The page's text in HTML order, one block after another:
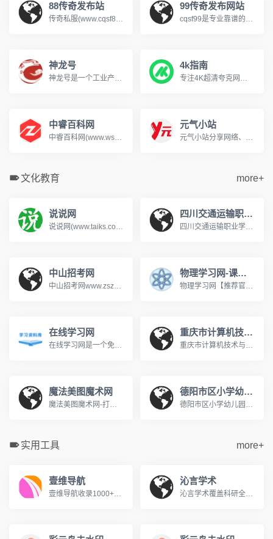
88传奇发布站
传奇私服(www.cqsf88.cc)，提供最新传奇私服发布网资讯，可以第一时间体验新开传奇SF、查找传奇SF发布网新区信息，包括1.76、复古、热血、变态、网通、三职业等多种热门玩法，还提供最新开区时间、版本细节、爆率介绍，支持筛选高爆服、散人好混服等其它，每天定时更新传奇游戏开服表，是玩家首选的搜服平台!
99传奇发布网站
cqsf99是专业靠谱的传奇私服发布网，专注收录全网优质新开传奇私服与各类传奇SF版本，涵盖复古、火龙、冰雪、微变等热门玩法，实时更新新开大区开服信息，精准筛选稳定长久的优质服务器，为传奇玩家提供便捷的找服渠道，是老玩家寻觅传奇私服的首选平台。
神龙号
神龙号是一个工业产品分类信息网络服务平台。整合工业产品（设备、材料、原料、材料、机械、五金、仪器仪表、配件、方案、服务、二手、出租等）分类产品信息，让用户快速精准检索到需求产品信息。同时设有产品排行榜单、产品品牌、品牌排行、行业专区、产品品类专区等栏目，帮助中小企业、厂商通过网络营销的方式宣传企业产品或服务，获得更多商机。
4k指南
专注4K超清夸克网盘分享
中睿百科网
中睿百科网(www.ws46.com)分享百科小知识，这里汇聚了知识问答、生活常识，帮助用户解决生活中的常见问题。
元气小站
元气小站分享网络、摄影写真图片、萌妹cosplay图片、AI原创漫画作品展示、文章故事等。
文化教育 more+
说说网
说说网(www.taiks.com)提供各种人生感悟的说说美文句子。有说说短句、说说美文、说说故事、说说作文及说说诗歌等,带给您最深的感动。
四川交通运输职业学校
四川交通运输职业学校是经四川省教育厅批准的国家公办普通全日制中等职业学校，始建于1958年，隶属于四川省交通运输厅。学校是国家中等职业教育改革发展示范校、交通运输部规范化学校、中国交通职业教育委员会副理事长单位、交通行业指导委员会汽车专委会副主任单位、成都市汽车职教集团和物流职教集团副理事长单位。www.028cdzsw.cn
中山招考网
中山招考网www.zszk.com咨询电话： 高考：89989283 成考：89989283 中考：89989285 研考：89989285 自考：89989286 社考：89989286 办公时间：周一至周五 上午：8：30-12：00 下午：14：30-17：30
物理学习网-课堂屋
物理学习网【推荐官网】,著名初中高中物理在线教育网,课堂屋运营。【八年级物理】【九年级物理】上册下册【高一物理】必修一必修二在线教育网站。国内最大的中学物理教学网站。http://www.ketangwu.com/
在线学习网
在线学习网是一个免费的在线学习网站，旨在为广大的学习爱好者提供一个学习交流的平台，在这里你可以学习各种知识，包括学习方法、英语学习、脑力提升、记忆力训练、时间管理等等，让我们一起学习分享成长！www.xuexi.la
重庆市计算机技术与软件专业技术资格（水平）考试报名网
重庆市计算机技术与软件专业技术资格（水平）考试报名网www.cqitrk.gov.cn计算机技术与软件专业技术资格（水平）考试（以下简称计算机软件考试）是原中国计算机软件专业技术资格和水平考试（简称软件考试）的完善与发展。这是由国家人力资源和社会保障部、工业和信息化部领导下的国家级考试，其目的是，科学、公正地对全国计算机与软件专业技术人员进行职业资格、专业技术资格认定和专业技术水平测试。
魔法美图魔术网
魔法美图魔术网-打造中国最好的魔术学习平台www.365magic.com欢迎光临魔法美图魔术网,这里有我们精心为您准备的魔术资讯、魔术表演欣赏、魔术教学及各类优质魔术道具。
德阳市区小学幼儿园入学服务平台
德阳市区小学幼儿园入学服务平台http://www.jyedu.ren/nurseryPc/index.html
实用工具 more+
壹维导航
壹维导航收录1000+优质设计工具、开发资源、在线工具，为设计师、开发者、站长提供便捷的网址导航服务。包含设计素材、编程开发、办公软件等分类。
沁言学术
沁言学术覆盖科研全流程服务:智能文献检索、结构化阅读、卡片笔记、格式引用与AI写作构思,助力内容产出效率提升10倍。